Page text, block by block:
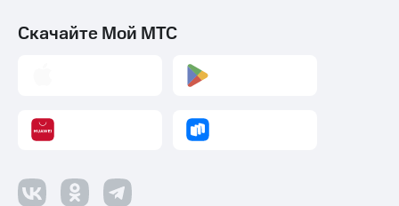
и
трекеры
и
скидки
Скачайте Мой МТС